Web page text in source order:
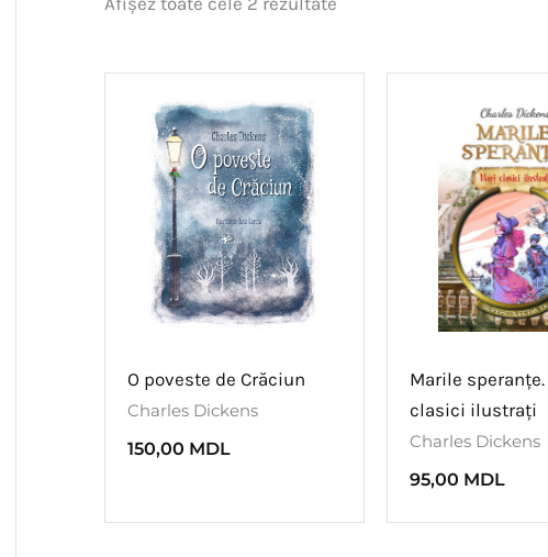
recente
O poveste de Crăciun
Charles Dickens
150,00 MDL
Marile
clasici ilustrați
Charles Dickens
95,00 MDL